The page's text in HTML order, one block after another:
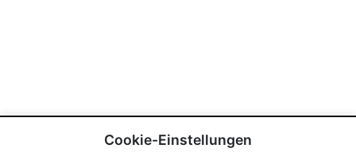
Cookie-Einstellungen